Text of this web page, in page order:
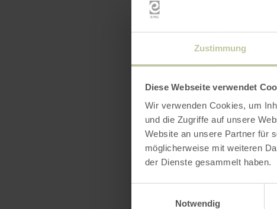
Zustimmung
Diese Webseite verwendet
Wir verwenden Cookies, um
und die Zugriffe auf unsere
Website an unsere Partner für
möglicherweise mit weiteren
der Dienste gesammelt haben.
Notwendig